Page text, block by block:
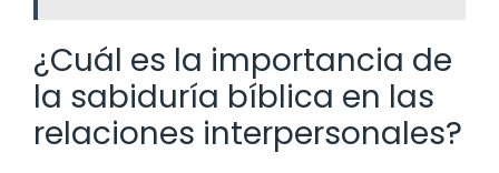
¿Cuál es la importancia de
la sabiduría bíblica en las
relaciones interpersonales?